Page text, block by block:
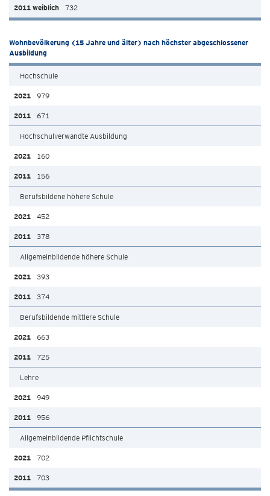
732
Wohnbevölkerung (15 Jahre und älter) nach höchster abgeschlossener
Ausbildung
Hochschule
979
671
Hochschulverwandte Ausbildung
160
156
Berufsbildene höhere Schule
452
378
Allgemeinbildende höhere Schule
393
374
Berufsbildende mittlere Schule
663
725
Lehre
949
956
Allgemeinbildende Pflichtschule
702
703